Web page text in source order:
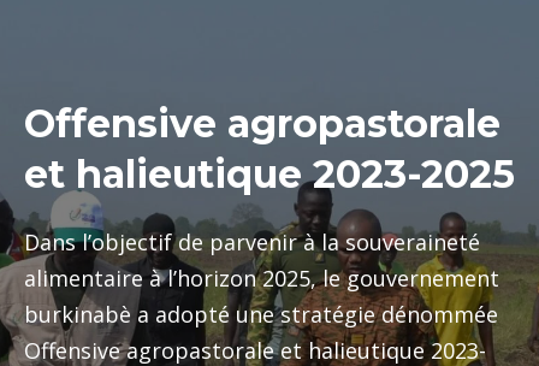
Offensive agropastorale
et halieutique 2023-2025
Dans l’objectif de parvenir à la souveraineté
alimentaire à l’horizon 2025, le gouvernement
burkinabè a adopté une stratégie dénommée
Offensive agropastorale et halieutique 2023-